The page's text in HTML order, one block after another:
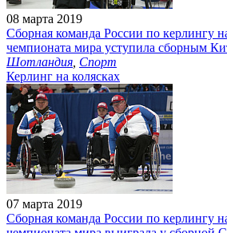
08 марта 2019
Сборная команда России по керлингу
чемпионата мира уступила сборным
Шотландия Спорт
Керлинг на колясках
07 марта 2019
Сборная команда России по керлингу